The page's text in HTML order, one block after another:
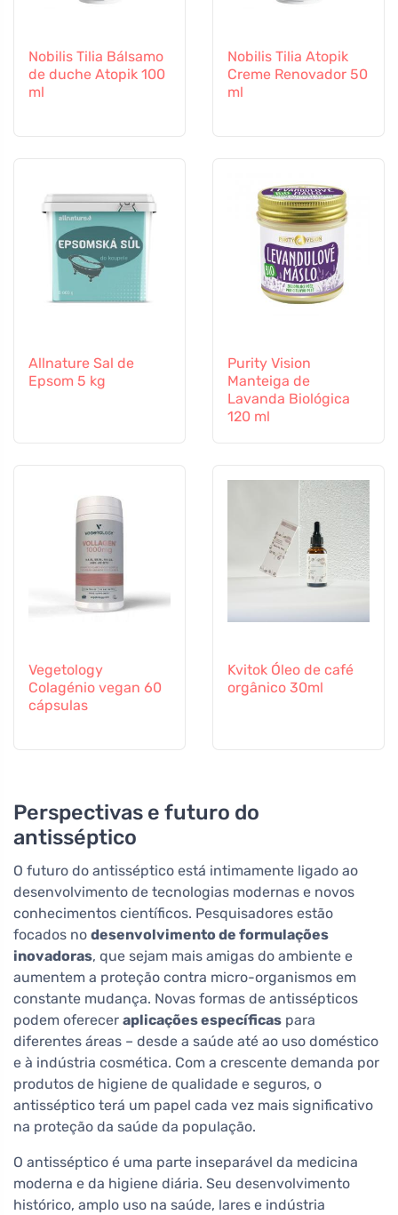
Nobilis Tilia Bálsamo
de duche Atopik 100
ml
Nobilis Tilia Atopik
Creme Renovador 50
ml
Allnature Sal de
Epsom 5 kg
Purity Vision
Manteiga de
Lavanda Biológica
120 ml
Vegetology
Colagénio vegan 60
cápsulas
Kvitok Óleo de café
orgânico 30ml
Perspectivas e futuro do
antisséptico
O futuro do antisséptico está intimamente ligado ao
desenvolvimento de tecnologias modernas e novos
conhecimentos científicos. Pesquisadores estão
focados no desenvolvimento de formulações
inovadoras, que sejam mais amigas do ambiente e
aumentem a proteção contra micro-organismos em
constante mudança. Novas formas de antissépticos
podem oferecer aplicações específicas para
diferentes áreas – desde a saúde até ao uso doméstico
e à indústria cosmética. Com a crescente demanda por
produtos de higiene de qualidade e seguros, o
antisséptico terá um papel cada vez mais significativo
na proteção da saúde da população.
O antisséptico é uma parte inseparável da medicina
moderna e da higiene diária. Seu desenvolvimento
histórico, amplo uso na saúde, lares e indústria